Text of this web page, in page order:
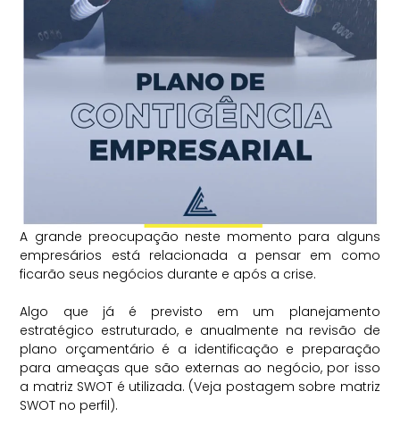
A grande preocupação neste momento para alguns
empresários está relacionada a pensar em como
ficarão seus negócios durante e após a crise.
Algo que já é previsto em um planejamento
estratégico estruturado, e anualmente na revisão de
plano orçamentário é a identificação e preparação
para ameaças que são externas ao negócio, por isso
a matriz SWOT é utilizada. (Veja postagem sobre matriz
SWOT no perfil).